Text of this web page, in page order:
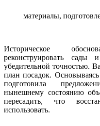
материалы,
Историческое
реконструировать
убедительной точностью.
план посадок.
подготовила
нынешнему состоянию
пересадить, что
использовать.